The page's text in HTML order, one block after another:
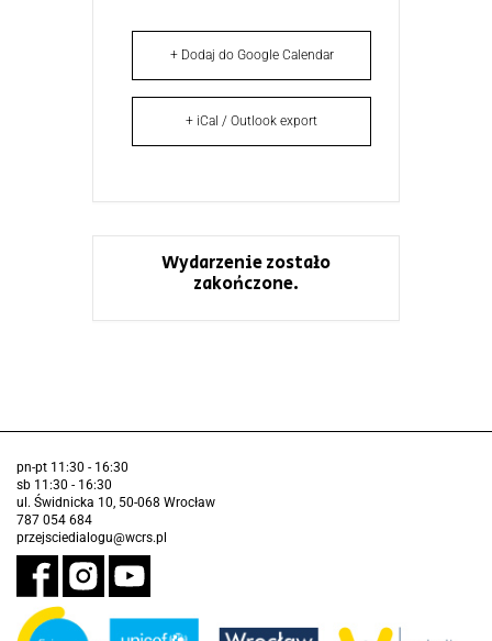
+ Dodaj do Google Calendar
+ iCal / Outlook export
Wydarzenie zostało
zakończone.
pn-pt 11:30 - 16:30
sb 11:30 - 16:30
ul. Świdnicka 10, 50-068 Wrocław
787 054 684
przejsciedialogu@wcrs.pl